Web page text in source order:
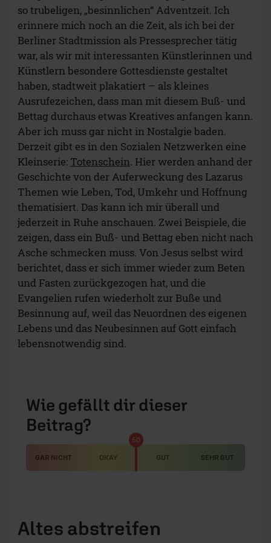
so trubeligen, „besinnlichen“ Adventzeit. Ich
erinnere mich noch an die Zeit, als ich bei der
Berliner Stadtmission als Pressesprecher tätig
war, als wir mit interessanten Künstlerinnen und
Künstlern besondere Gottesdienste gestaltet
haben, stadtweit plakatiert – als kleines
Ausrufezeichen, dass man mit diesem Buß- und
Bettag durchaus etwas Kreatives anfangen kann.
Aber ich muss gar nicht in Nostalgie baden.
Derzeit gibt es in den Sozialen Netzwerken eine
Kleinserie: Totenschein. Hier werden anhand der
Geschichte von der Auferweckung des Lazarus
Themen wie Leben, Tod, Umkehr und Hoffnung
thematisiert. Das kann ich mir überall und
jederzeit in Ruhe anschauen. Zwei Beispiele, die
zeigen, dass ein Buß- und Bettag eben nicht nach
Asche schmecken muss. Von Jesus selbst wird
berichtet, dass er sich immer wieder zum Beten
und Fasten zurückgezogen hat, und die
Evangelien rufen wiederholt zur Buße und
Besinnung auf, weil das Neuordnen des eigenen
Lebens und das Neubesinnen auf Gott einfach
lebensnotwendig sind.
Wie gefällt dir dieser
Beitrag?
GAR NICHT OKAY GUT SEHR GUT
50
Altes abstreifen